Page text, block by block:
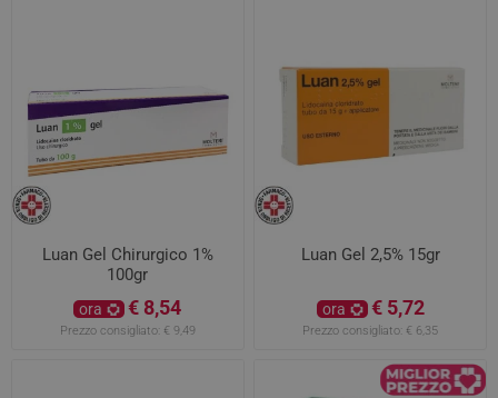
Luan Gel Chirurgico 1%
100gr
ora € 8,54
Prezzo consigliato: € 9,49
Luan Gel 2,5% 15gr
ora € 5,72
Prezzo consigliato: € 6,35